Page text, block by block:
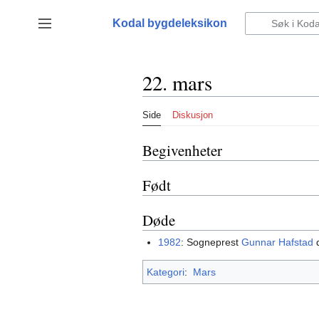
innhold
Vis/skjul sidefelt
Kodal bygdeleksikon
22. mars
Side Diskusjon
Begivenheter
Født
Døde
1982: SogneprestGunnar Hafstad
Kategori: Mars